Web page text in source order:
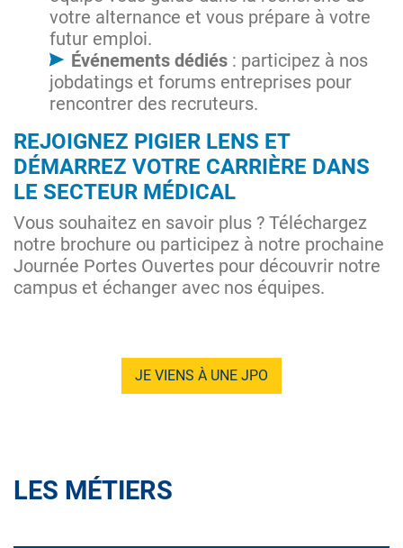
votre alternance et vous prépare à votre
futur emploi.
Événements dédiés : participez à nos
jobdatings et forums entreprises pour
rencontrer des recruteurs.
REJOIGNEZ PIGIER LENS ET
DÉMARREZ VOTRE CARRIÈRE DANS
LE SECTEUR MÉDICAL
Vous souhaitez en savoir plus ? Téléchargez
notre brochure ou participez à notre prochaine
Journée Portes Ouvertes pour découvrir notre
campus et échanger avec nos équipes.
JE VIENS À UNE JPO
LES MÉTIERS